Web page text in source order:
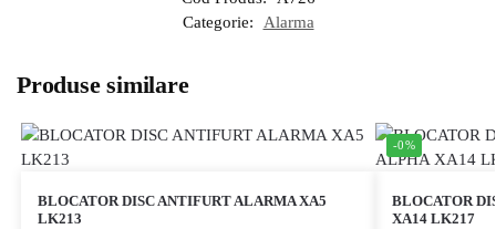
Categorie:
Alarma
Produse similare
BLOCATOR DISC ANTIFURT ALARMA XA5
LK213
-0%
BLOCATOR
XA14 LK217